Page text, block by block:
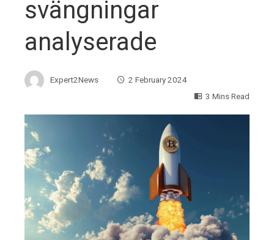
svängningar
analyserade
Expert2News
2 February 2024
3 Mins Read